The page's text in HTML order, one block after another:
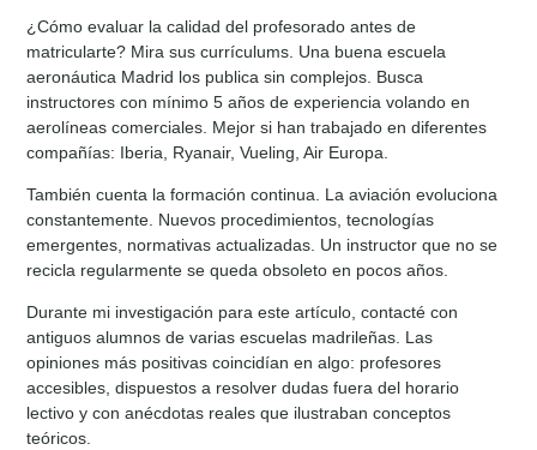
¿Cómo evaluar la calidad del profesorado antes de
matricularte? Mira sus currículums. Una buena escuela
aeronáutica Madrid los publica sin complejos. Busca
instructores con mínimo 5 años de experiencia volando en
aerolíneas comerciales. Mejor si han trabajado en diferentes
compañías: Iberia, Ryanair, Vueling, Air Europa.
También cuenta la formación continua. La aviación evoluciona
constantemente. Nuevos procedimientos, tecnologías
emergentes, normativas actualizadas. Un instructor que no se
recicla regularmente se queda obsoleto en pocos años.
Durante mi investigación para este artículo, contacté con
antiguos alumnos de varias escuelas madrileñas. Las
opiniones más positivas coincidían en algo: profesores
accesibles, dispuestos a resolver dudas fuera del horario
lectivo y con anécdotas reales que ilustraban conceptos
teóricos.